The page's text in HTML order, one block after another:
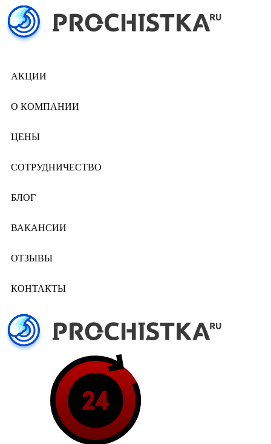
АКЦИИ
О КОМПАНИИ
ЦЕНЫ
СОТРУДНИЧЕСТВО
БЛОГ
ВАКАНСИИ
ОТЗЫВЫ
КОНТАКТЫ